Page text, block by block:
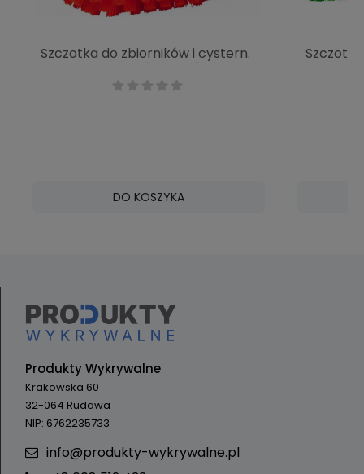
Szczotka do zbiorników i cystern.
twarda pomarańczowa | VIKAN
DO KOSZYKA
Produkty Wykrywalne
Krakowska 60
32-064 Rudawa
NIP: 6762235733
info@produkty-wykrywalne.pl